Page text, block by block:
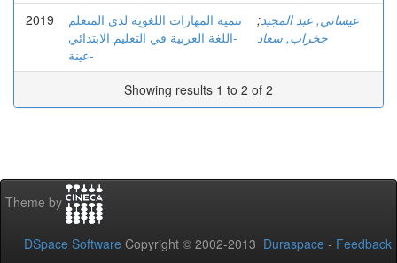
2019
تنمية المهارات اللغوية لدى المتعلم
-اللغة العربية في التعليم الابتدائي
عينة-
عيساني, عبد المجيد;
جخراب, سعاد
Showing results 1 to 2 of 2
Theme by
DSpace Software Copyright © 2002-2013 Duraspace - Feedback